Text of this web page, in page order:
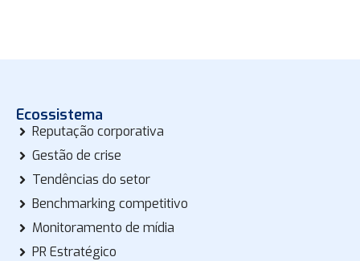
Ecossistema
Reputação corporativa
Gestão de crise
Tendências do setor
Benchmarking competitivo
Monitoramento de mídia
PR Estratégico